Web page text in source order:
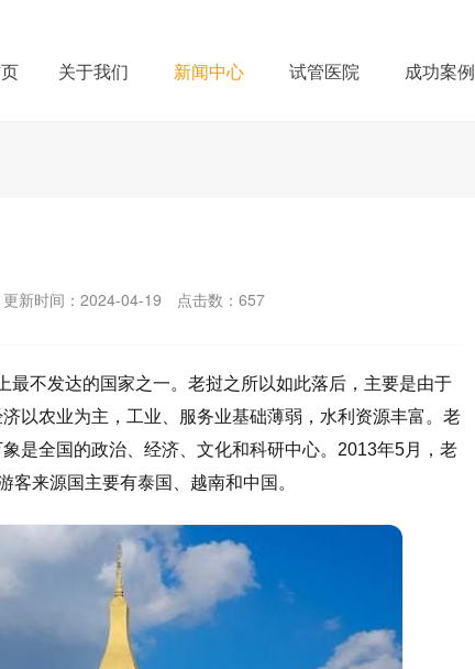
关于我们 新闻中心 试管医院 成功案例
更新时间：2024-04-19 点击数： 657
不发达的国家之一。老挝之所以如此落后，主要是由于
以农业为主，工业、服务业基础薄弱，水利资源丰富。老
是全国的政治、经济、文化和科研中心。2013年5月，老
客来源国主要有泰国、越南和中国。